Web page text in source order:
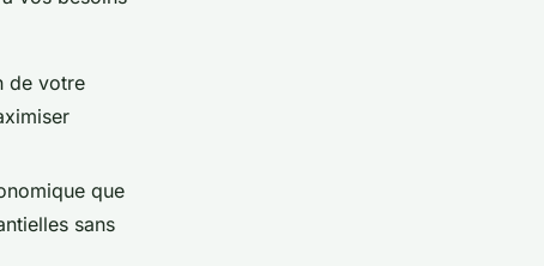
de votre
que
sans